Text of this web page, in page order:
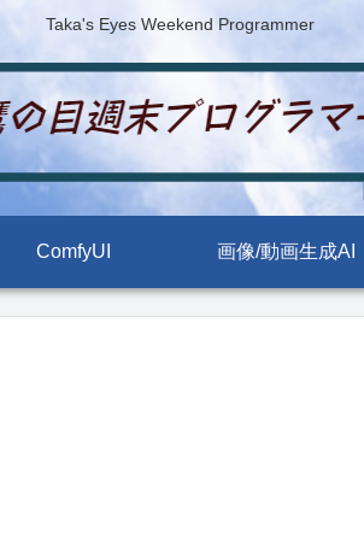
Taka's Eyes Weekend Programmer
ComfyUI 画像/動画生成AI